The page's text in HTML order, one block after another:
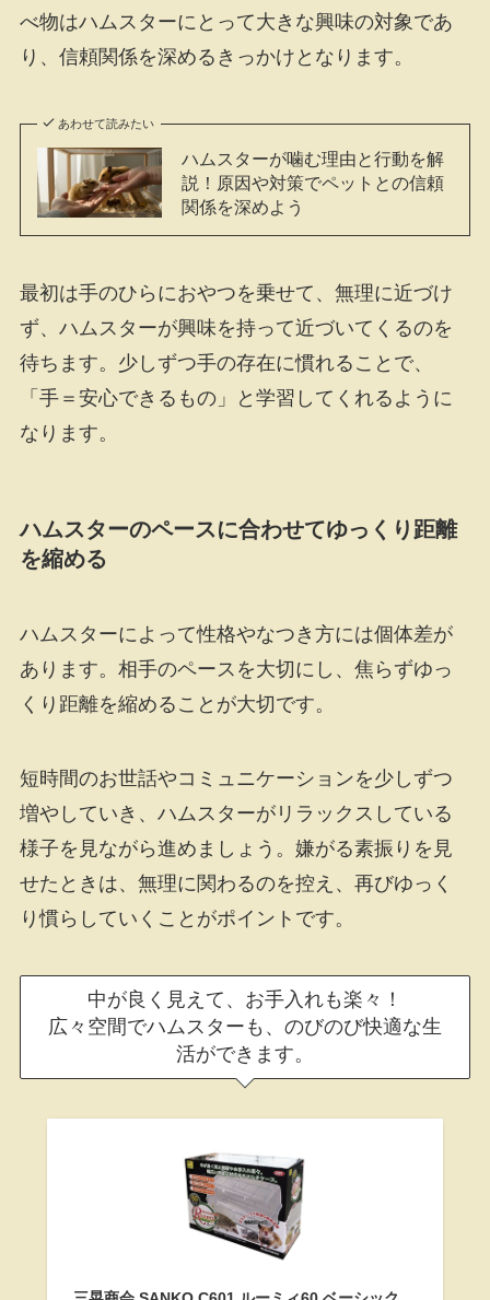
べ物はハムスターにとって大きな興味の対象であ
り、信頼関係を深めるきっかけとなります。
あわせて読みたい
ハムスターが噛む理由と行動を解
説！原因や対策でペットとの信頼
関係を深めよう
最初は手のひらにおやつを乗せて、無理に近づけ
ず、ハムスターが興味を持って近づいてくるのを
待ちます。少しずつ手の存在に慣れることで、
「手＝安心できるもの」と学習してくれるように
なります。
ハムスターのペースに合わせてゆっくり距離
を縮める
ハムスターによって性格やなつき方には個体差が
あります。相手のペースを大切にし、焦らずゆっ
くり距離を縮めることが大切です。
短時間のお世話やコミュニケーションを少しずつ
増やしていき、ハムスターがリラックスしている
様子を見ながら進めましょう。嫌がる素振りを見
せたときは、無理に関わるのを控え、再びゆっく
り慣らしていくことがポイントです。
中が良く見えて、お手入れも楽々！
広々空間でハムスターも、のびのび快適な生
活ができます。